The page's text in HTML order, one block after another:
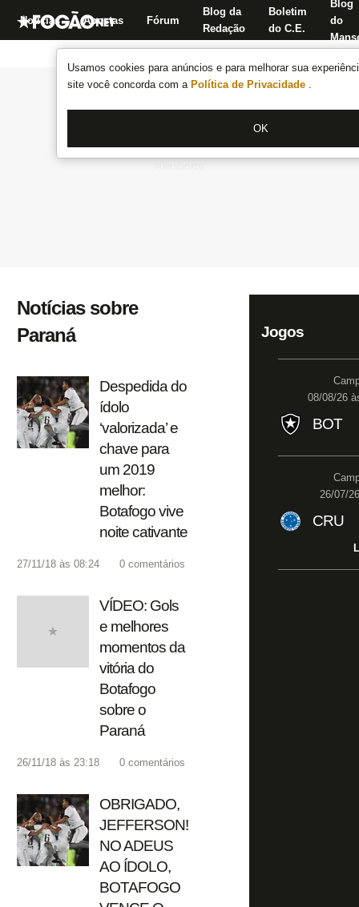
Usamos cookies para anúncios e para melhorar sua
site você concorda com a Política de Privacidade .
OK
Notícias Apostas Fórum
Blog da
Redação
Boletim
do C.E.
Blog
do
Notícias sobre
Paraná
Despedida do
ídolo
‘valorizada’ e
chave para
um 2019
melhor:
Botafogo vive
noite cativante
27/11/18 às 08:24 0 comentários
VÍDEO: Gols
e melhores
momentos da
vitória do
Botafogo
sobre o
Paraná
26/11/18 às 23:18 0 comentários
OBRIGADO,
JEFFERSON!
NO ADEUS
AO ÍDOLO,
BOTAFOGO
Jogos
08/08/26
BOT
26/07/
CRU